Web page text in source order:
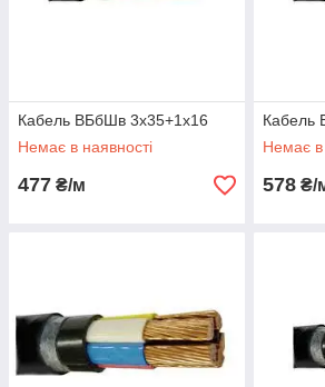
Кабель ВБбШв 3х35+1х16
Немає в наявності
477 ₴/м
Кабель
Немає в
578 ₴/